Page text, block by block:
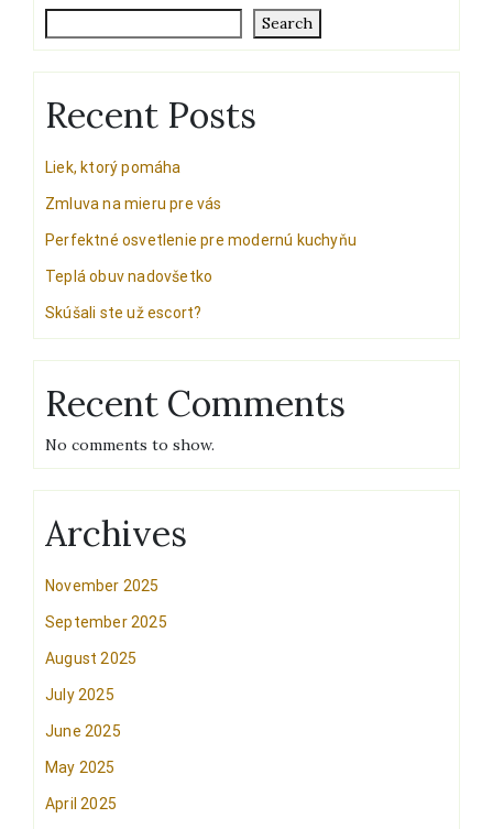
Search
Recent Posts
Liek, ktorý pomáha
Zmluva na mieru pre vás
Perfektné osvetlenie pre modernú kuchyňu
Teplá obuv nadovšetko
Skúšali ste už escort?
Recent Comments
No comments to show.
Archives
November 2025
September 2025
August 2025
July 2025
June 2025
May 2025
April 2025